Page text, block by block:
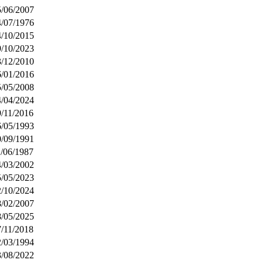
06/2007
07/1976
10/2015
10/2023
12/2010
01/2016
05/2008
04/2024
11/2016
05/1993
09/1991
06/1987
03/2002
05/2023
10/2024
02/2007
05/2025
11/2018
03/1994
08/2022